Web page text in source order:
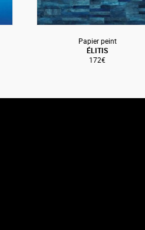
Papier peint
ÉLITIS
172€